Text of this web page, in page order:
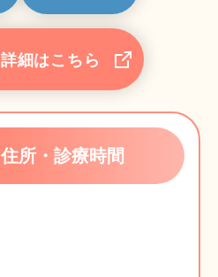
細はこちら
所・診療時間